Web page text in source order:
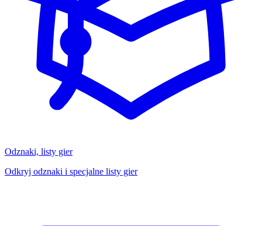
Odznaki, listy gier
Odkryj odznaki i specjalne listy gier